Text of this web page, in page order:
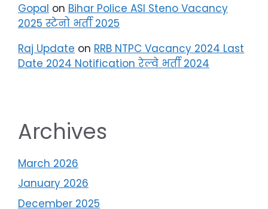
Gopal on Bihar Police ASI Steno Vacancy
2025 स्टेनो भर्ती 2025
Raj Update on RRB NTPC Vacancy 2024 Last
Date 2024 Notification रेल्वे भर्ती 2024
Archives
March 2026
January 2026
December 2025